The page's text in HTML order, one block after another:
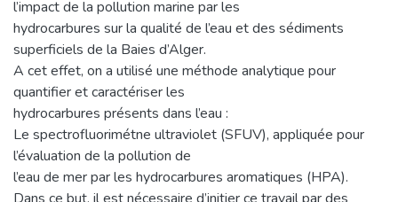
l’impact de la pollution marine par les
hydrocarbures sur la qualité de l’eau et des sédiments
superficiels de la Baies d’Alger.
A cet effet, on a utilisé une méthode analytique pour
quantifier et caractériser les
hydrocarbures présents dans l’eau :
Le spectrofluorimétne ultraviolet (SFUV), appliquée pour
l’évaluation de la pollution de
l’eau de mer par les hydrocarbures aromatiques (HPA).